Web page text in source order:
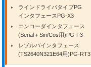
ラインドライバタイプPG
インタフェースPG-X3
エンコーダインタフェース
(Serial＋Sin/Cos用)PG-F3
レゾルバインタフェース
(TS2640N321E64用)PG-RT3